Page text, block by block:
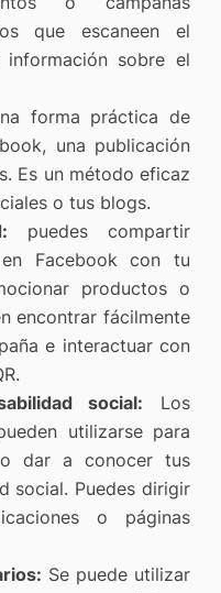
que escaneen el
sobre el
forma práctica de
una publicación
Es un método eficaz
o tus blogs.
puedes compartir
Facebook con tu
productos o
encontrar fácilmente
e interactuar con
social: Los
utilizarse para
dar a conocer tus
social. Puedes dirigir
o páginas
Se puede utilizar